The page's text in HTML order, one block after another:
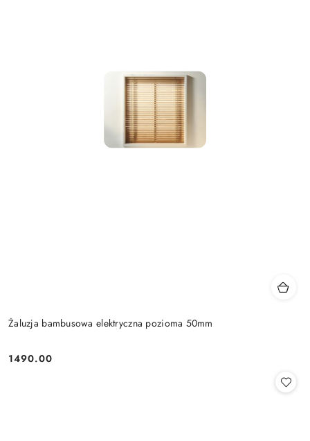
Żaluzja bambusowa elektryczna pozioma 50mm
Cena:
1490.00